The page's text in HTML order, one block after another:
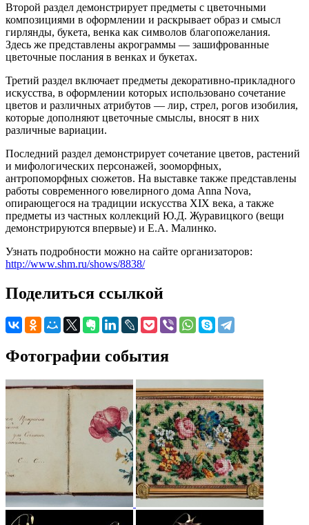
Второй раздел демонстрирует предметы с цветочными
композициями в оформлении и раскрывает образ и смысл
гирлянды, букета, венка как символов благопожелания.
Здесь же представлены акрограммы — зашифрованные
цветочные послания в венках и букетах.
Третий раздел включает предметы декоративно-прикладного
искусства, в оформлении которых использовано сочетание
цветов и различных атрибутов — лир, стрел, рогов изобилия,
которые дополняют цветочные смыслы, вносят в них
различные вариации.
Последний раздел демонстрирует сочетание цветов, растений
и мифологических персонажей, зооморфных,
антропоморфных сюжетов. На выставке также представлены
работы современного ювелирного дома Anna Nova,
опирающегося на традиции искусства XIX века, а также
предметы из частных коллекций Ю.Д. Журавицкого (вещи
демонстрируются впервые) и Е.А. Малинко.
Узнать подробности можно на сайте организаторов:
http://www.shm.ru/shows/8838/
Поделиться ссылкой
Фотографии события